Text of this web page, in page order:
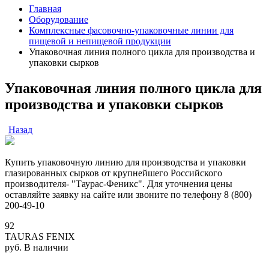
Главная
Оборудование
Комплексные фасовочно-упаковочные линии для
пищевой и непищевой продукции
Упаковочная линия полного цикла для производства и
упаковки сырков
Упаковочная линия полного цикла для
производства и упаковки сырков
Назад
Купить упаковочную линию для производства и упаковки
глазированных сырков от крупнейшего Российского
производителя- "Таурас-Феникс". Для уточнения цены
оставляйте заявку на сайте или звоните по телефону 8 (800)
200-49-10
92
TAURAS FENIX
руб. В наличии